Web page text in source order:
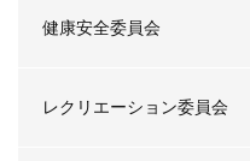
健康安全委員会
レクリエーション委員会